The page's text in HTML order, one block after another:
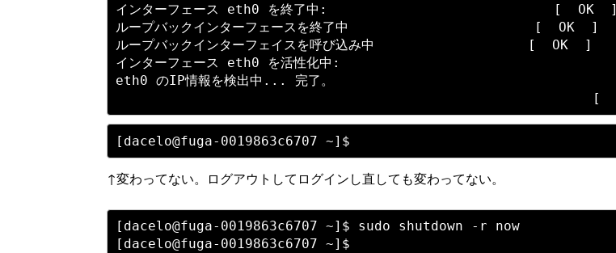
インターフェース eth0 を終了中:                            [  OK  ]
ループバックインターフェースを終了中                       [  OK  ]
ループバックインターフェイスを呼び込み中                   [  OK  ]
インターフェース eth0 を活性化中:
eth0 のIP情報を検出中... 完了。
↑変わってない。ログアウトしてログインし直しても変わってない。
[dacelo@fuga-0019863c6707 ~]$ sudo shutdown -r now
[dacelo@fuga-0019863c6707 ~]$